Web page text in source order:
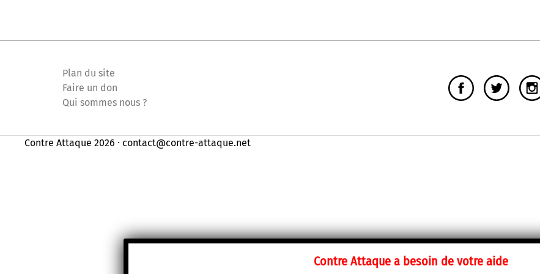
Plan du site
Faire un don
Qui sommes nous ?
Contre Attaque 2026 ⸱ contact@contre-attaque.net
Contre Attaque a besoin de votre aide